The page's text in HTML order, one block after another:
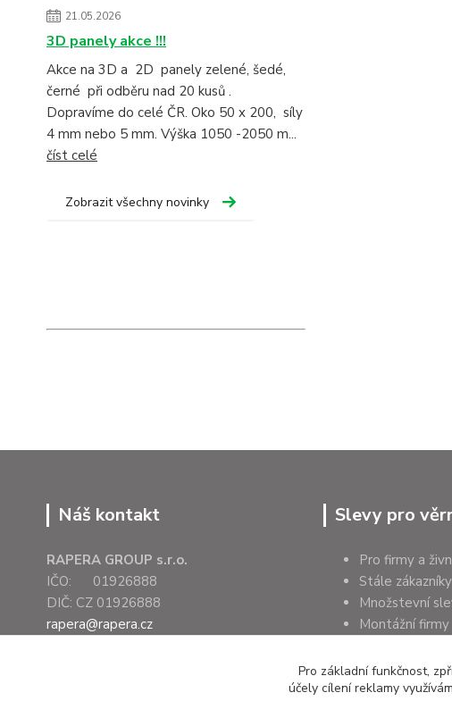
21.05.2026
3D panely akce !!!
Akce na 3D a 2D panely zelené, šedé,
černé při odběru nad 20 kusů .
Dopravíme do celé ČR. Oko 50 x 200, síly
4 mm nebo 5 mm. Výška 1050 -2050 m...
číst celé
Zobrazit všechny novinky
Náš kontakt
RAPERA GROUP s.r.o.
IČO: 01926888
DIČ: CZ 01926888
rapera@rapera.cz
Slevy pro
Pro firmy a
Stále zákazníky
Množstevní
Montážní firmy
Pro základní funkčnost,
účely cílení reklamy